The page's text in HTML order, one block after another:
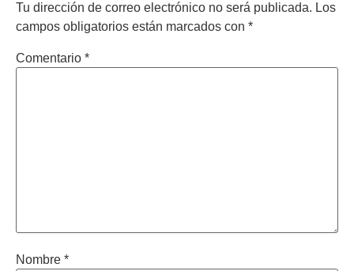
Tu dirección de correo electrónico no será publicada. Los
campos obligatorios están marcados con *
Comentario *
Nombre *